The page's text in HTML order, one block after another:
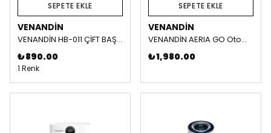
SEPETE EKLE
VENANDIN
VENANDİN HB-011 ÇİFT BAŞLI MASAJ ALETİ
₺ 890.00
1 Renk
SEPETE EKLE
VENANDIN
VENANDİN AERIA GO Otomobil Hava Temizleyici
₺ 1,980.00